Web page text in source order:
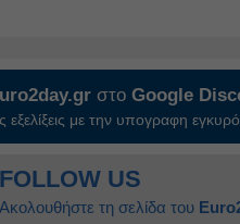
στοGoogle
εξελίξεις με την υπογραφη
FOLLOW US
Ακολουθήστε τη σελίδα του